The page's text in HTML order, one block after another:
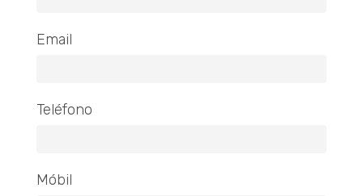
Email
Teléfono
Móbil